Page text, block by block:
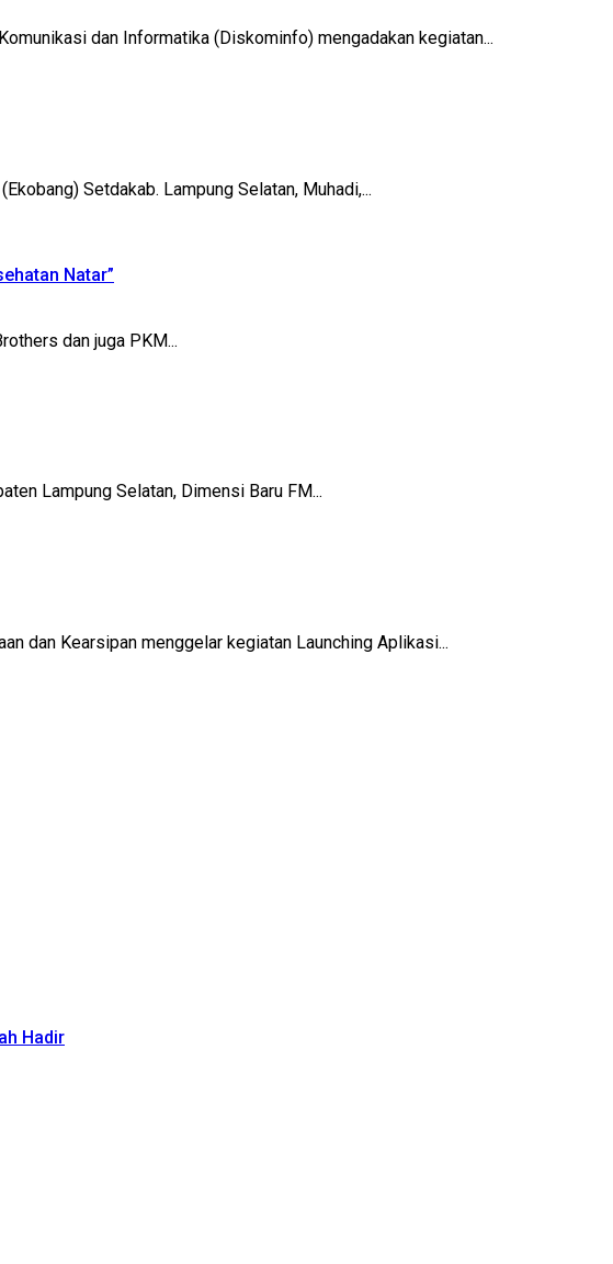
dan Informatika (Diskominfo) mengadakan kegiatan...
Setdakab. Lampung Selatan, Muhadi,...
Natar”
dan juga PKM...
Lampung Selatan, Dimensi Baru FM...
dan Kearsipan menggelar kegiatan Launching Aplikasi...
Hadir